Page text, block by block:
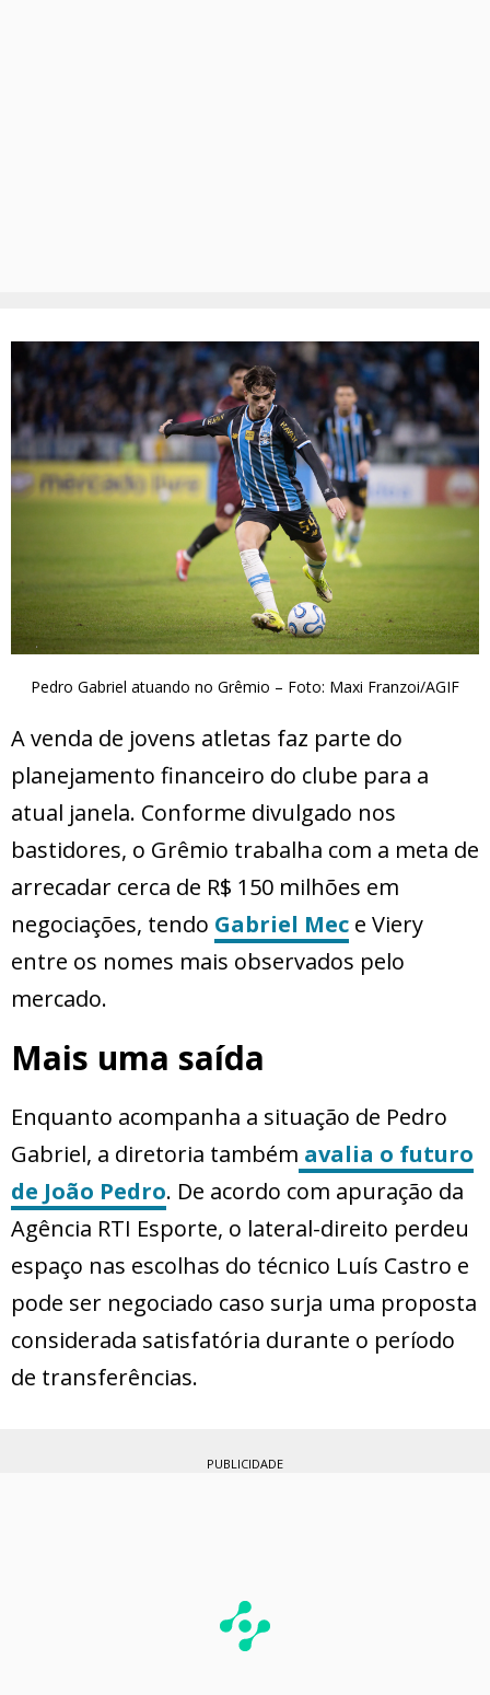
Pedro Gabriel atuando no Grêmio – Foto: Maxi Franzoi/AGIF
A venda de jovens atletas faz parte do
planejamento financeiro do clube para a
atual janela. Conforme divulgado nos
bastidores, o Grêmio trabalha com a meta de
arrecadar cerca de R$ 150 milhões em
negociações, tendo Gabriel Mec e Viery
entre os nomes mais observados pelo
mercado.
Mais uma saída
Enquanto acompanha a situação de Pedro
Gabriel, a diretoria também avalia o futuro
de João Pedro. De acordo com apuração da
Agência RTI Esporte, o lateral-direito perdeu
espaço nas escolhas do técnico Luís Castro e
pode ser negociado caso surja uma proposta
considerada satisfatória durante o período
de transferências.
PUBLICIDADE